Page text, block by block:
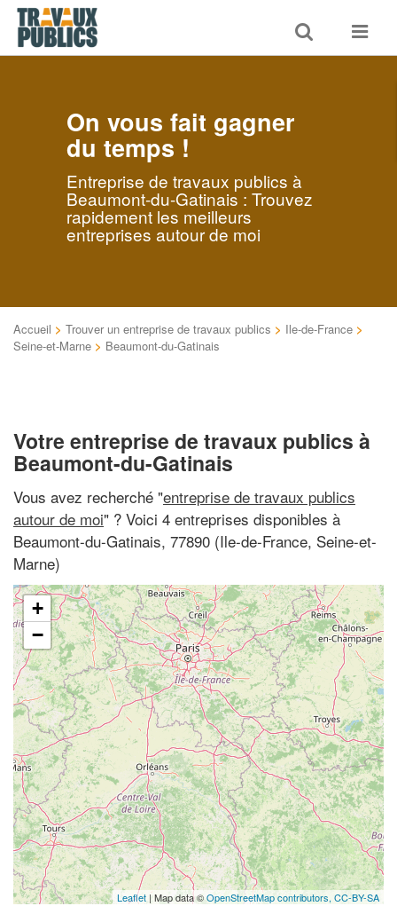
Toggle
search
Toggle
On vous fait gagner
du temps !
Entreprise de travaux publics à
Beaumont-du-Gatinais : Trouvez
rapidement les meilleurs
entreprises autour de moi
Accueil > Trouver un entreprise de travaux publics > Ile-de-France >
Seine-et-Marne > Beaumont-du-Gatinais
Votre entreprise de travaux publics à
Beaumont-du-Gatinais
Vous avez recherché "entreprise de travaux publics
autour de moi" ? Voici 4 entreprises disponibles à
Beaumont-du-Gatinais, 77890 (Ile-de-France, Seine-et-
Marne)
+
−
Leaflet | Map data ©OpenStreetMap contributors, CC-BY-SA